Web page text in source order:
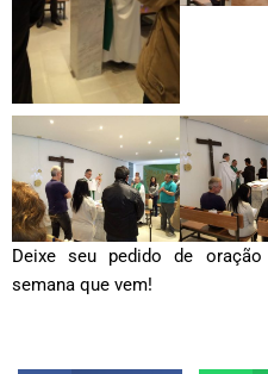
Deixe seu pedido de
semana que vem!